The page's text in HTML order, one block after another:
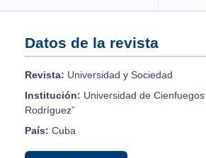
Datos de la revista
Revista: Universidad y Sociedad
Institución: Universidad de
Rodríguez”
País: Cuba